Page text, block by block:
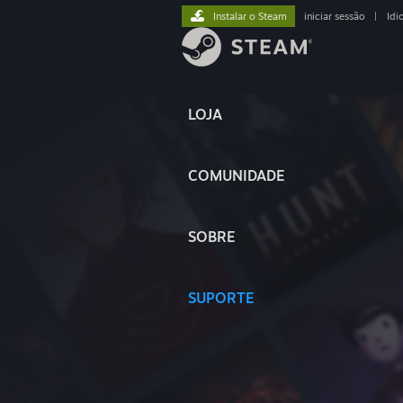
LOJA
COMUNIDADE
SOBRE
SUPORTE
Instalar o Steam iniciar sessão